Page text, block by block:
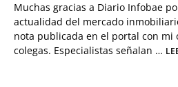
Muchas gracias a Diario Infobae
actualidad del mercado
nota publicada en el portal con mi
colegas. Especialistas señalan …